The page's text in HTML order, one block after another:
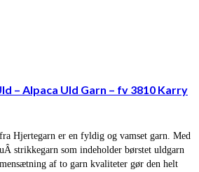
– Alpaca Uld Garn – fv 3810 Karry
Hjertegarn er en fyldig og vamset garn. Med
strikkegarn som indeholder børstet uldgarn
af to garn kvaliteter gør den helt